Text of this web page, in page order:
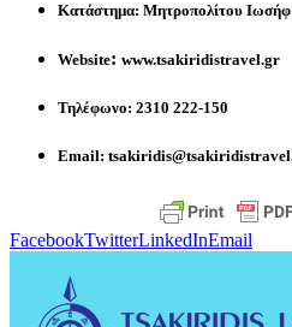
Κατάστημα: Μητροπολίτου
Website: www.tsakiridistravel.gr
Τηλέφωνο: 2310 222-150
Email:
FacebookTwitterLinkedInEmail